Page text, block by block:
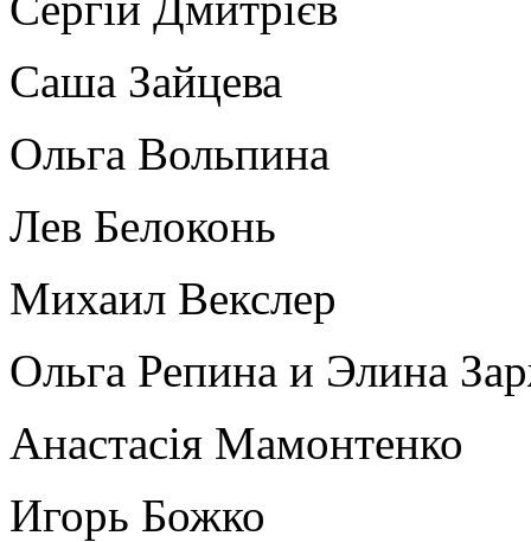
Саша Зайцева
Ольга Вольпина
Лев Белоконь
Михаил Векслер
Ольга Репина и Элина
Анастасія Мамонтенко
Игорь Божко